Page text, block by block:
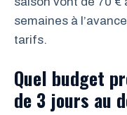
semaines à
tarifs.
Quel budget
de 3 jours au